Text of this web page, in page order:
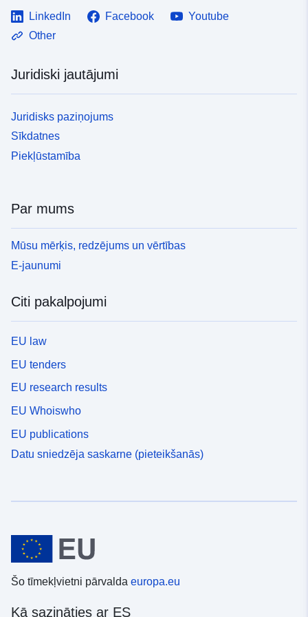
LinkedIn Facebook
Youtube
Other
Juridiski jautājumi
Juridisks paziņojums
Sīkdatnes
Piekļūstamība
Par mums
Mūsu mērķis, redzējums un vērtības
E-jaunumi
Citi pakalpojumi
EU law
EU tenders
EU research results
EU Whoiswho
EU publications
Datu sniedzēja saskarne (pieteikšanās)
Šo tīmekļvietni pārvalda europa.eu
Kā sazināties ar ES